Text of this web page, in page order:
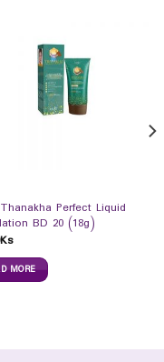
Perfect Liquid
BD 20 (18g)
Ks
MORE